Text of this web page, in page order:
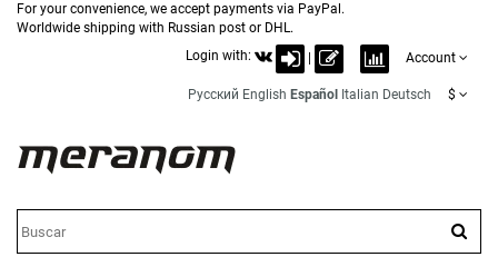
For your convenience, we accept payments via PayPal.
Worldwide shipping with Russian post or DHL.
Login with:
Account
Русский English Español Italian Deutsch $